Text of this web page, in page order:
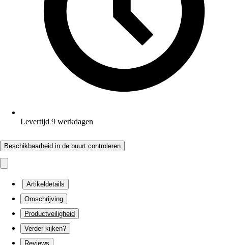
Levertijd 9 werkdagen
Beschikbaarheid in de buurt controleren
Artikeldetails
Omschrijving
Productveiligheid
Verder kijken?
Reviews